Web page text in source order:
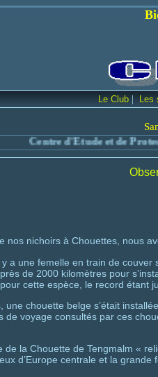
sur
Le Club | Les
d'Etude et de Protection
nos nichoirs à Chouettes, nous
y a une femelle en train de
de 2000 kilomètres pour
cette espèce, le record étant
une chouette belge s’était
de voyage consultés par ces
de la Chouette de Tengmalm «
d’Europe centrale et la